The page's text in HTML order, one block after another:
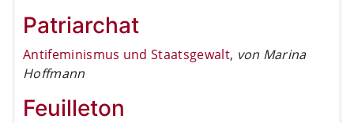
Patriarchat
Antifeminismus und Staatsgewalt, von Marina
Hoffmann
Feuilleton